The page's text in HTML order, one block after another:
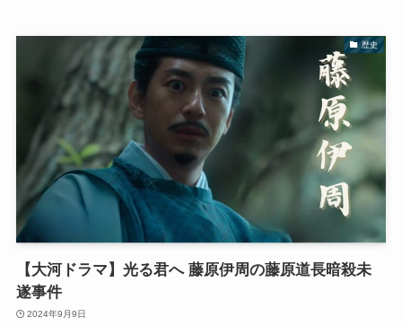
歴史
【大河ドラマ】光る君へ 藤原伊周の藤原道長暗殺未
遂事件
2024年9月9日